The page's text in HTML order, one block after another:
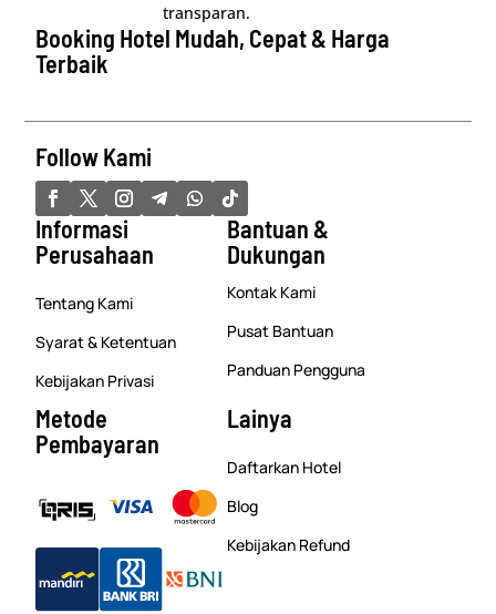
transparan.
Booking Hotel Mudah, Cepat & Harga
Terbaik
Follow Kami
Informasi
Perusahaan
Tentang Kami
Syarat & Ketentuan
Kebijakan Privasi
Bantuan &
Dukungan
Kontak Kami
Pusat Bantuan
Panduan Pengguna
Metode
Pembayaran
Lainya
Daftarkan Hotel
Blog
Kebijakan Refund